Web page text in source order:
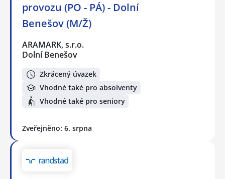
provozu (PO - PÁ) - Dolní
Benešov (M/Ž)
ARAMARK, s.r.o.
Dolní Benešov
Zkrácený úvazek
Vhodné také pro absolventy
Vhodné také pro seniory
Zveřejněno: 6. srpna